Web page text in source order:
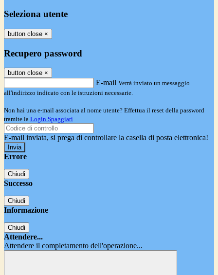
Seleziona utente
button close ×
Recupero password
button close ×
E-mail Verrà inviato un messaggio
all'indirizzo indicato con le istruzioni necessarie.
Non hai una e-mail associata al nome utente? Effettua il reset della password
tramite la Login Spaggiari
E-mail inviata, si prega di controllare la casella di posta elettronica!
Errore
Chiudi
Successo
Chiudi
Informazione
Chiudi
Attendere...
Attendere il completamento dell'operazione...